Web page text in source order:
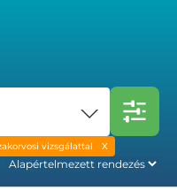
vizsgálattal